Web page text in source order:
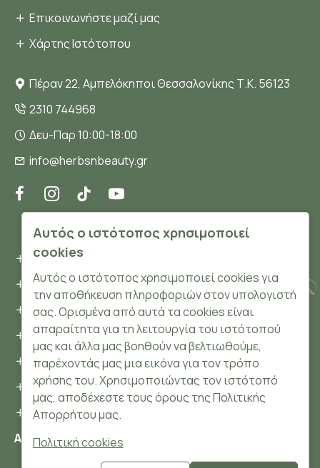
Επικοινωνήστε μαζί μας
Χάρτης Ιστότοπου
Πέραν 22, Αμπελόκηποι Θεσσαλονίκης Τ.Κ. 56123
2310 744968
Δευ-Παρ 10:00-18:00
info@herbsnbeauty.gr
ΠΛΗΡΟΦΟΡΊΕΣ
Όροι και συνθήκες
Προσωπικά δεδομένα
Ασφάλεια
Τρόποι Πληρωμής
Τρόποι Αποστολής
Επιστροφές Προϊόντων
Cookies
Αριθμός ΓΕΜΗ: 148204106000
Αυτός ο ιστότοπος χρησιμοποιεί
cookies
Αυτός ο ιστότοπος χρησιμοποιεί cookies για
την αποθήκευση πληροφοριών στον υπολογιστή
σας. Ορισμένα από αυτά τα cookies είναι
απαραίτητα για τη λειτουργία του ιστότοπού
μας και άλλα μας βοηθούν να βελτιωθούμε,
παρέχοντάς μας μια εικόνα για τον τρόπο
χρήσης του. Χρησιμοποιώντας τον ιστότοπό
μας, αποδέχεστε τους όρους της Πολιτικής
Απορρήτου μας.
Πολιτική cookies